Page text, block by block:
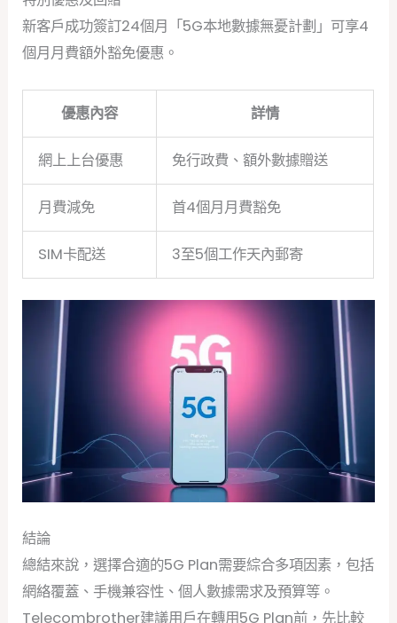
新客戶成功簽訂24個月「5G本地數據無憂計劃」可享4
個月月費額外豁免優惠。
優惠內容 詳情
網上上台優惠 免行政費、額外數據贈送
月費減免 首4個月月費豁免
SIM卡配送 3至5個工作天內郵寄
結論
總結來說，選擇合適的5G Plan需要綜合多項因素，包括
網絡覆蓋、手機兼容性、個人數據需求及預算等。
Telecombrother建議用戶在轉用5G Plan前，先比較